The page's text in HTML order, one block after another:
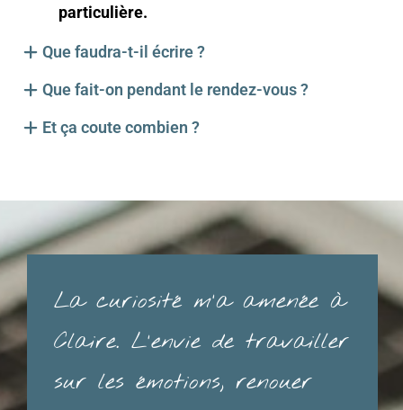
particulière.
Que faudra-t-il écrire ?
Que fait-on pendant le rendez-vous ?
Et ça coute combien ?
La curiosité m'a amenée à
Claire. L'envie de travailler
sur les émotions, renouer